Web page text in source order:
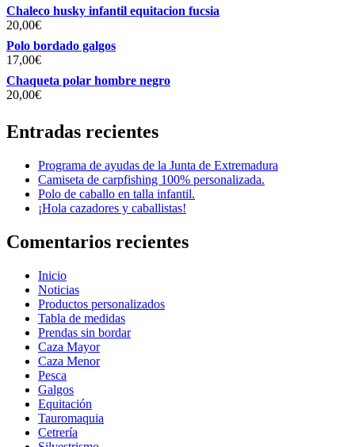
Chaleco husky infantil equitacion fucsia
20,00€
Polo bordado galgos
17,00€
Chaqueta polar hombre negro
20,00€
Entradas recientes
Programa de ayudas de la Junta de Extremadura
Camiseta de carpfishing 100% personalizada.
Polo de caballo en talla infantil.
¡Hola cazadores y caballistas!
Comentarios recientes
Inicio
Noticias
Productos personalizados
Tabla de medidas
Prendas sin bordar
Caza Mayor
Caza Menor
Pesca
Galgos
Equitación
Tauromaquia
Cetrería